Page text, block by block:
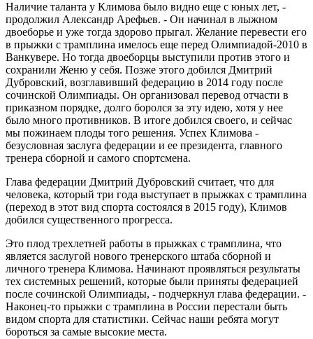
Наличие таланта у Климова было видно еще с юных лет, -
продолжил Александр Арефьев. - Он начинал в лыжном
двоеборье и уже тогда здорово прыгал. Желание перевести его
в прыжки с трамплина имелось еще перед Олимпиадой-2010 в
Ванкувере. Но тогда двоеборцы выступили против этого и
сохранили Женю у себя. Позже этого добился Дмитрий
Дубровский, возглавивший федерацию в 2014 году после
сочинской Олимпиады. Он организовал перевод отчасти в
приказном порядке, долго боролся за эту идею, хотя у нее
было много противников. В итоге добился своего, и сейчас
мы пожинаем плоды того решения. Успех Климова -
безусловная заслуга федерации и ее президента, главного
тренера сборной и самого спортсмена.
Глава федерации Дмитрий Дубровский считает, что для
человека, который три года выступает в прыжках с трамплина
(переход в этот вид спорта состоялся в 2015 году), Климов
добился существенного прогресса.
Это плод трехлетней работы в прыжках с трамплина, что
является заслугой нового тренерского штаба сборной и
личного тренера Климова. Начинают проявляться результаты
тех системных решений, которые были приняты федерацией
после сочинской Олимпиады, - подчеркнул глава федерации. -
Наконец-то прыжки с трамплина в России перестали быть
видом спорта для статистики. Сейчас наши ребята могут
бороться за самые высокие места.